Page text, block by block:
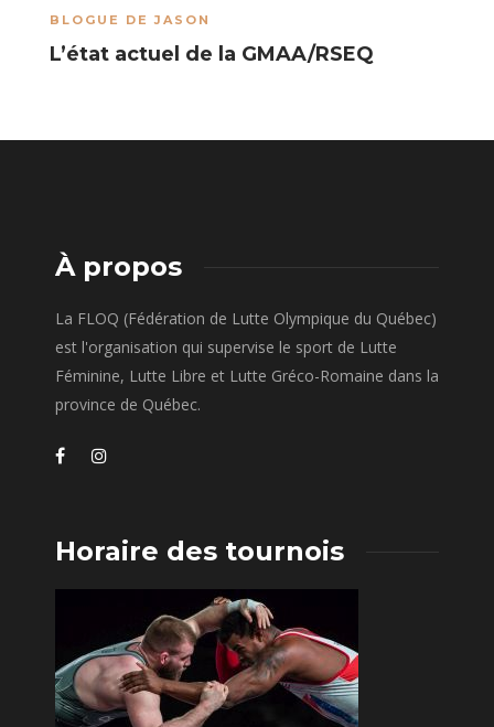
BLOGUE DE JASON
L’état actuel de la GMAA/RSEQ
À propos
La FLOQ (Fédération de Lutte Olympique du Québec)
est l'organisation qui supervise le sport de Lutte
Féminine, Lutte Libre et Lutte Gréco-Romaine dans la
province de Québec.
Horaire des tournois